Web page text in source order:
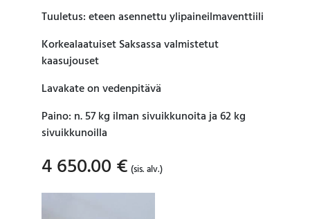
Tuuletus: eteen asennettu ylipaineilmaventtiili
Korkealaatuiset Saksassa valmistetut
kaasujouset
Lavakate on vedenpitävä
Paino: n. 57 kg ilman sivuikkunoita ja 62 kg
sivuikkunoilla
4 650.00 € (sis. alv.)